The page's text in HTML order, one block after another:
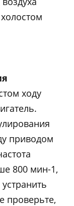
ходу
приводом
800 мин-1,
проверьте,